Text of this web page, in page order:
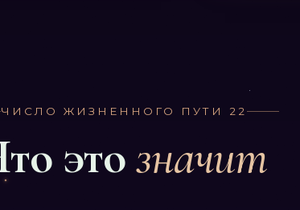
ЧИСЛО ЖИЗНЕННОГО ПУТИ 22
этозначит